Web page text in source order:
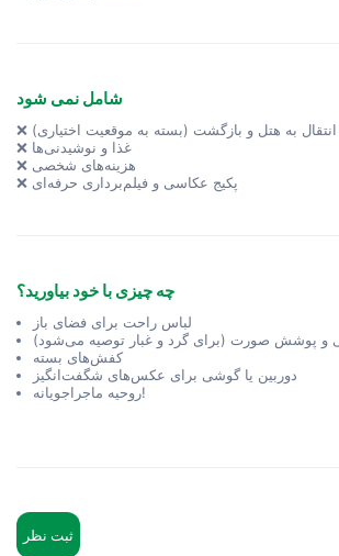
شامل نمی شود
انتقال به هتل و بازگشت (بسته به موقعیت اختیاری)
❌ غذا و نوشیدنی‌ها
❌ هزینه‌های شخصی
❌ پکیج عکاسی و فیلم‌برداری حرفه‌ای
چه چیزی با خود بیاورید؟
لباس راحت برای فضای باز
و پوشش صورت (برای گرد و غبار توصیه می‌شود)
کفش‌های بسته
دوربین یا گوشی برای عکس‌های شگفت‌انگیز
روحیه ماجراجویانه!
ثبت نظر